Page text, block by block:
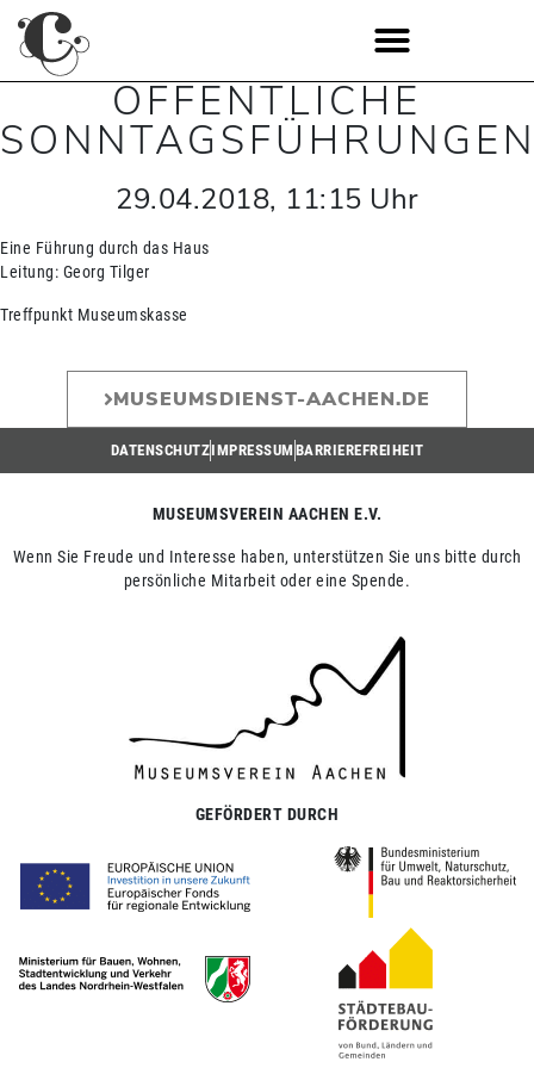
ÖFFENTLICHE
29.04.2018, 11:15 Uhr
Eine Führung durch das Haus
Leitung: Georg Tilger
Treffpunkt Museumskasse
MUSEUMSDIENST-AACHEN.DE
DATENSCHUTZIMPRESSUM BARRIEREFREIHEIT
MUSEUMSVEREIN AACHEN E.V.
Wenn Sie Freude und Interesse haben, unterstützen Sie uns bitte durch
persönliche Mitarbeit oder eine Spende.
GEFÖRDERT DURCH